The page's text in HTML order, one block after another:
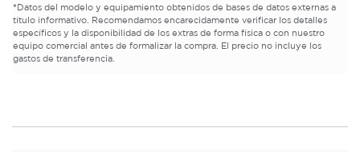
*Datos del modelo y equipamiento obtenidos de bases de datos externas a
título informativo. Recomendamos encarecidamente verificar los detalles
específicos y la disponibilidad de los extras de forma física o con nuestro
equipo comercial antes de formalizar la compra. El precio no incluye los
gastos de transferencia.